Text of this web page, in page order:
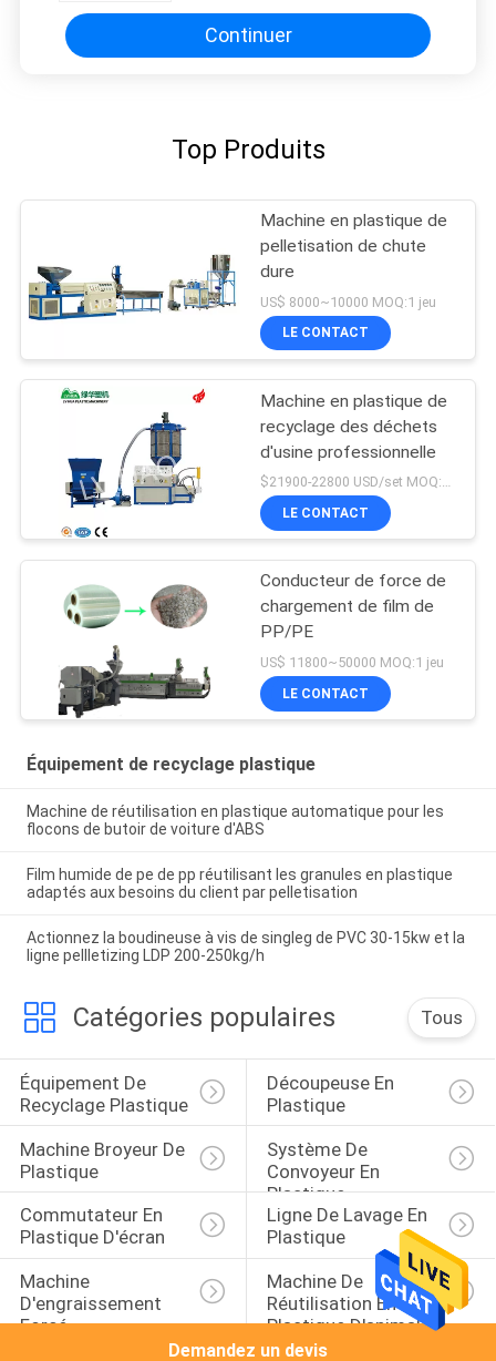
Continuer
Top Produits
Machine en plastique de
pelletisation de chute
dure
US$ 8000~10000 MOQ:1 jeu
LE CONTACT
Machine en plastique de
recyclage des déchets
d'usine professionnelle
$21900-22800 USD/set MOQ:1 jeu
LE CONTACT
Conducteur de force de
chargement de film de
PP/PE
US$ 11800~50000 MOQ:1 jeu
LE CONTACT
Équipement de recyclage plastique
Machine de réutilisation en plastique automatique pour les
flocons de butoir de voiture d'ABS
Film humide de pe de pp réutilisant les granules en plastique
adaptés aux besoins du client par pelletisation
Actionnez la boudineuse à vis de singleg de PVC 30-15kw et la
ligne pellletizing LDP 200-250kg/h
Catégories populaires Tous
Équipement De
Recyclage Plastique
Découpeuse En
Plastique
Machine Broyeur De
Plastique
Système De
Convoyeur En
Plastique
Commutateur En
Plastique D'écran
Ligne De Lavage En
Plastique
Machine
D'engraissement
Forcé
Machine De
Réutilisation En
Plastique D'animal
Familier
Demandez un devis